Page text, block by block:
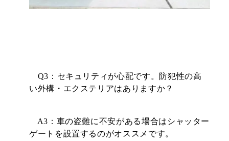
Q3：セキュリティが心配です。防犯性の高
い外構・エクステリアはありますか？
A3：車の盗難に不安がある場合はシャッター
ゲートを設置するのがオススメです。